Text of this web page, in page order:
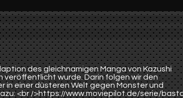
des gleichnamigen Manga von Kazushi
veröffentlicht wurde. Darin folgen wir den
in einer düsteren Welt gegen Monster und
<br />https://www.moviepilot.de/serie/